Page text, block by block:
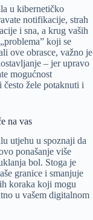
u kibernetičko
notifikacije, strah
i sna, a krug vaših
koji se
ove obrasce, važno je
– jer upravo
mogućnost
žele potaknuti i
na vas
utjehu u spoznaji da
ponašanje više
bol. Stoga je
granice i smanjuje
koraka koji mogu
u vašem digitalnom